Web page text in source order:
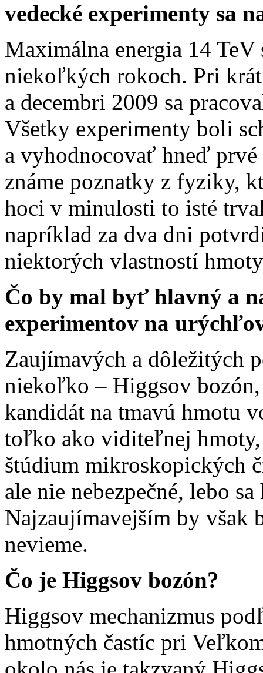
vedecké experimenty sa
Maximálna energia 14
niekoľkých rokoch. Pri
a decembri 2009 sa
Všetky experimenty boli
a vyhodnocovať hneď
známe poznatky z fyziky,
hoci v minulosti to isté
napríklad za dva dni
niektorých vlastností
Čo by mal byť hlavný a
experimentov na
Zaujímavých a dôležitých
niekoľko – Higgsov bozón,
kandidát na tmavú hmotu
toľko ako viditeľnej
štúdium mikroskopických
ale nie nebezpečné, lebo
Najzaujímavejším by však
nevieme.
Čo je Higgsov bozón?
Higgsov mechanizmus
hmotných častíc pri